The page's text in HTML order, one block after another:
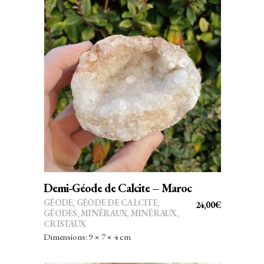
AJOUTER AU PANIER
Demi-Géode de Calcite – Maroc
24,00€
GÉODE, GÉODE DE CALCITE,
GÉODES,MINÉRAUX, MINÉRAUX,
CRISTAUX
Dimensions: 9 × 7 × 4 cm